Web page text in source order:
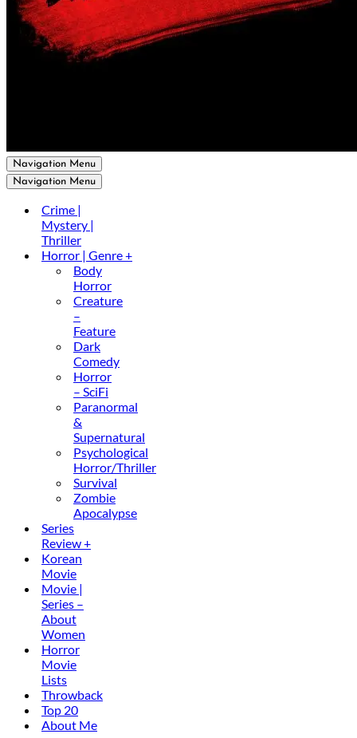
Navigation Menu
Navigation Menu
Crime |
Mystery |
Thriller
Horror | Genre +
Body
Horror
Creature
–
Feature
Dark
Comedy
Horror
– SciFi
Paranormal
&
Supernatural
Psychological
Horror/Thriller
Survival
Zombie
Apocalypse
Series
Review +
Korean
Movie
Movie |
Series –
About
Women
Horror
Movie
Lists
Throwback
Top 20
About Me